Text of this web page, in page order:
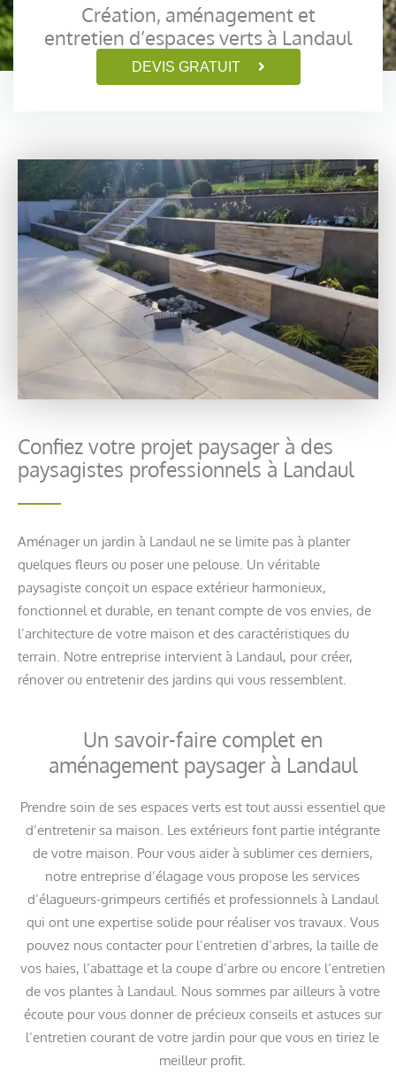
Création, aménagement et
entretien d’espaces verts à Landaul
DEVIS GRATUIT
Confiez votre projet paysager à des
paysagistes professionnels à Landaul
Aménager un jardin à Landaul ne se limite pas à planter
quelques fleurs ou poser une pelouse. Un véritable
paysagiste conçoit un espace extérieur harmonieux,
fonctionnel et durable, en tenant compte de vos envies, de
l’architecture de votre maison et des caractéristiques du
terrain. Notre entreprise intervient à Landaul, pour créer,
rénover ou entretenir des jardins qui vous ressemblent.
Un savoir-faire complet en
aménagement paysager à Landaul
Prendre soin de ses espaces verts est tout aussi essentiel que
d’entretenir sa maison. Les extérieurs font partie intégrante
de votre maison. Pour vous aider à sublimer ces derniers,
notre entreprise d’élagage vous propose les services
d’élagueurs-grimpeurs certifiés et professionnels à Landaul
qui ont une expertise solide pour réaliser vos travaux. Vous
pouvez nous contacter pour l’entretien d’arbres, la taille de
vos haies, l’abattage et la coupe d’arbre ou encore l’entretien
de vos plantes à Landaul. Nous sommes par ailleurs à votre
écoute pour vous donner de précieux conseils et astuces sur
l’entretien courant de votre jardin pour que vous en tiriez le
meilleur profit.